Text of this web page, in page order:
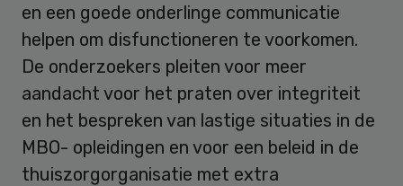
en een goede onderlinge communicatie
helpen om disfunctioneren te voorkomen.
De onderzoekers pleiten voor meer
aandacht voor het praten over integriteit
en het bespreken van lastige situaties in de
MBO- opleidingen en voor een beleid in de
thuiszorgorganisatie met extra